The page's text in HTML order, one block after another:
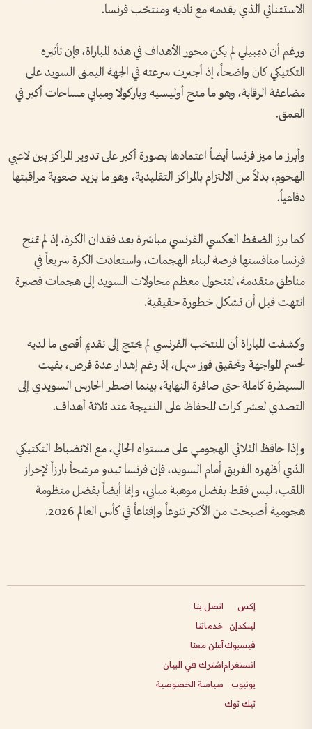
الاستثنائي الذي يقدمه مع ناديه ومنتخب فرنسا.
ورغم أن ديمبيلي لم يكن محور الأهداف في هذه المباراة، فإن تأثيره
التكتيكي كان واضحاً، إذ أجبرت سرعته في الجهة اليمنى السويد على
مضاعفة الرقابة، وهو ما منح أوليسيه وباركولا ومبابي مساحات أكبر في
العمق.
وأبرز ما ميز فرنسا أيضاً اعتمادها بصورة أكبر على تدوير المراكز بين لاعبي
الهجوم، بدلاً من الالتزام بالمراكز التقليدية، وهو ما يزيد صعوبة مراقبتها
دفاعياً.
كما برز الضغط العكسي الفرنسي مباشرة بعد فقدان الكرة، إذ لم تمنح
فرنسا منافستها فرصة لبناء الهجمات، واستعادت الكرة سريعاً في
مناطق متقدمة، لتتحول معظم محاولات السويد إلى هجمات قصيرة
انتهت قبل أن تشكل خطورة حقيقية.
وكشفت المباراة أن المنتخب الفرنسي لم يحتج إلى تقديم أقصى ما لديه
لحسم المواجهة وتحقيق فوز سهل، إذ رغم إهدار عدة فرص، بقيت
السيطرة كاملة حتى صافرة النهاية، بينما اضطر الحارس السويدي إلى
التصدي لعشر كرات للحفاظ على النتيجة عند ثلاثة أهداف.
وإذا حافظ الثلاثي الهجومي على مستواه الحالي، مع الانضباط التكتيكي
الذي أظهره الفريق أمام السويد، فإن فرنسا تبدو مرشحاً بارزاً لإحراز
اللقب، ليس فقط بفضل موهبة مبابي، وإنما أيضاً بفضل منظومة
هجومية أصبحت من الأكثر تنوعاً وإقناعاً في كأس العالم 2026.
إكس
لينكدإن
فيسبوك
انستغرام
يوتيوب
تيك توك
اتصل بنا
خدماتنا
أعلن معنا
اشترك في البيان
سياسة الخصوصية